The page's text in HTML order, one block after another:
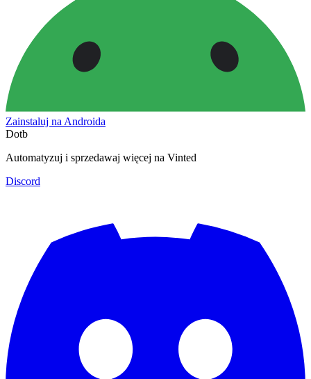
Zainstaluj na Androida
Dotb
Automatyzuj i sprzedawaj więcej na Vinted
Discord